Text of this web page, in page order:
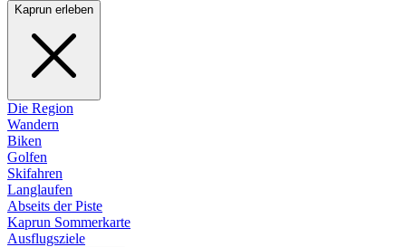
Kaprun erleben
Die Region
Wandern
Biken
Golfen
Skifahren
Langlaufen
Abseits der Piste
Kaprun Sommerkarte
Ausflugsziele